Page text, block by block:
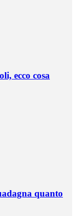
ecco cosa
quanto